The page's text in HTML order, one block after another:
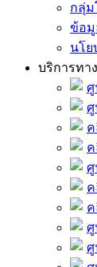
กลุ่ม
ข้อมู
นโย
บริการทา
ศู
ศู
ศู
ศู
ศู